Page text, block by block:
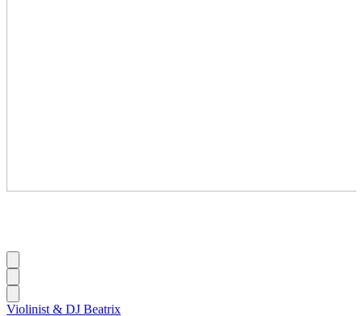
Violinist & DJ Beatrix